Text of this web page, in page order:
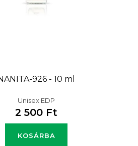
926 - 10 ml
Unisex EDP
2 500 Ft
KOSÁRBA